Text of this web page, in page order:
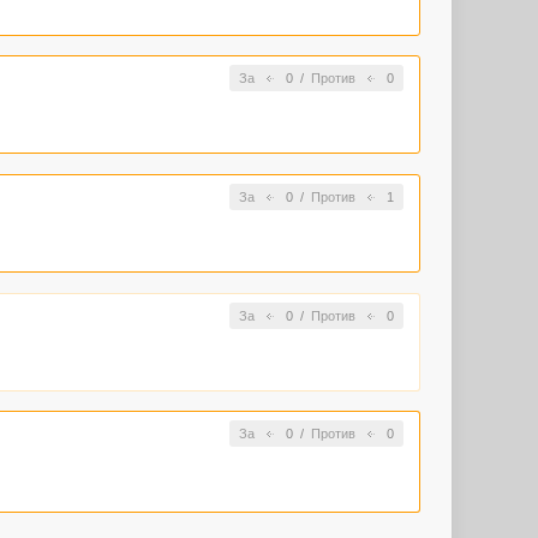
За 0/ Против 0
За 0/ Против 1
За 0/ Против 0
За 0/ Против 0